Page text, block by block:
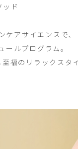
ド
アサイエンスで、
ルプログラム。
福のリラックスタ